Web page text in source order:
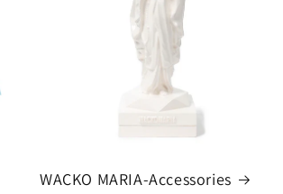
WACKO MARIA-Accessories